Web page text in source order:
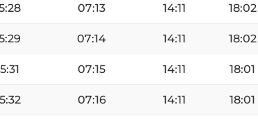
07:13 14:11 18:02
07:14 14:11 18:02
07:15 14:11 18:01
07:16 14:11 18:01